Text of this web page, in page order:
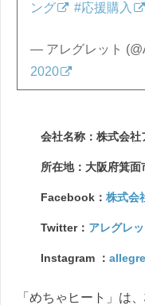
ング
#応援購入
— アレグレット
2020
会社名称：株式会社
所在地：大阪府箕面
Facebook： 株式会
Twitter： アレグレ
Instagram ：
「めちゃヒート」は